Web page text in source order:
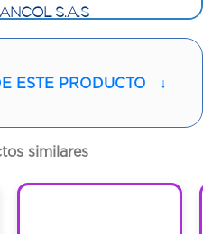
S.A.S
ESTE PRODUCTO ↓
similares